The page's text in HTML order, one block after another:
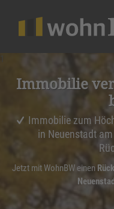
Immobilie
Immobilie zum
in Neuenstadt
Jetzt mit WohnBW einen